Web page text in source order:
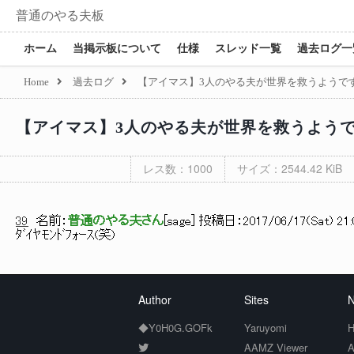
普通のやる夫板
ホーム 当掲示板について 仕様 スレッド一覧 過去ログ
Home 過去ログ 【アイマス】3人のやる夫が世界を救うようで
【アイマス】3人のやる夫が世界を救うよう
レス数：1000 サイズ：2544.42 KiB
39 名前： 普通のやる夫さん sage ] 投稿日： 2017/06/17(Sat)
ﾀﾞｲﾔﾓﾝﾄﾞﾌｫｰｽ(笑)
Author
◆Y0H0G.GOFk
Sites
Yaruyomi
AAMZ Viewer